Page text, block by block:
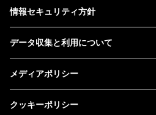
情報セキュリティ方針
データ収集と利用について
メディアポリシー
クッキーポリシー